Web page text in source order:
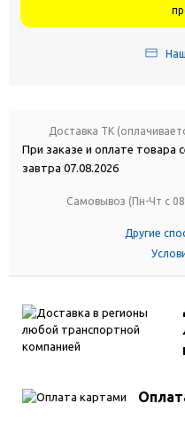
Доставка ТК
При заказе и оплате товара
завтра 07.08.2026
Самовывоз (Пн-Чт с
Другие